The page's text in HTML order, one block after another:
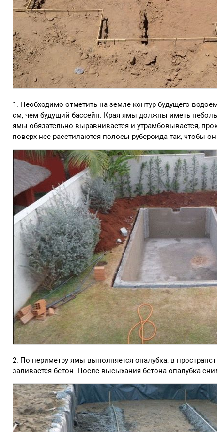
1. Необходимо отметить на земле контур будущего
см, чем будущий бассейн. Края ямы должны иметь
ямы обязательно выравнивается и утрамбовывается,
поверх нее расстилаются полосы рубероида так, чтобы
2. По периметру ямы выполняется опалубка, в
заливается бетон. После высыхания бетона опалубка